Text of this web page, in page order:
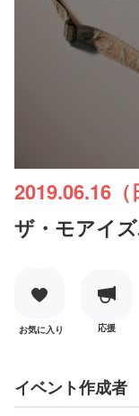
2019.06.16（
ザ・モアイ
お気に入り 応援
イベント作成者